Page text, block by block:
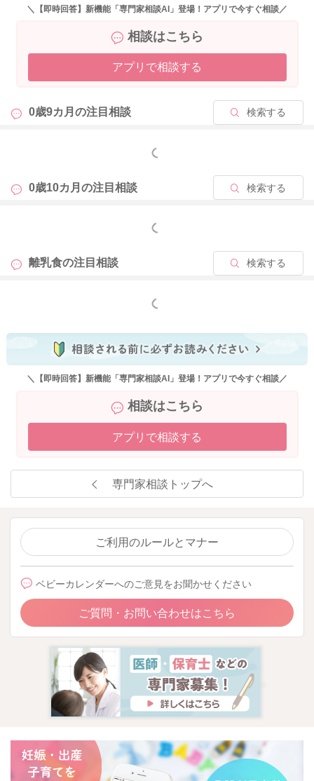
量を増やして問題なく食べられることが確認できたら、普段食
よろしくお願いします。
2026/4/16 12:15
＼【即時回答】新機能「専門家相談AI」登場！アプリで今すぐ相談／
相談はこちら
アプリで相談する
0歳9カ月の注目相談 検索する
もっと見る
0歳10カ月の注目相談 検索する
もっと見る
離乳食の注目相談 検索する
もっと見る
＼【即時回答】新機能「専門家相談AI」登場！アプリで今すぐ相談／
相談はこちら
アプリで相談する
専門家相談トップへ
ご利用のルールとマナー
ベビーカレンダーへのご意見をお聞かせください
ご質問・お問い合わせはこちら